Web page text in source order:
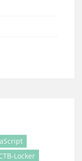
Locker